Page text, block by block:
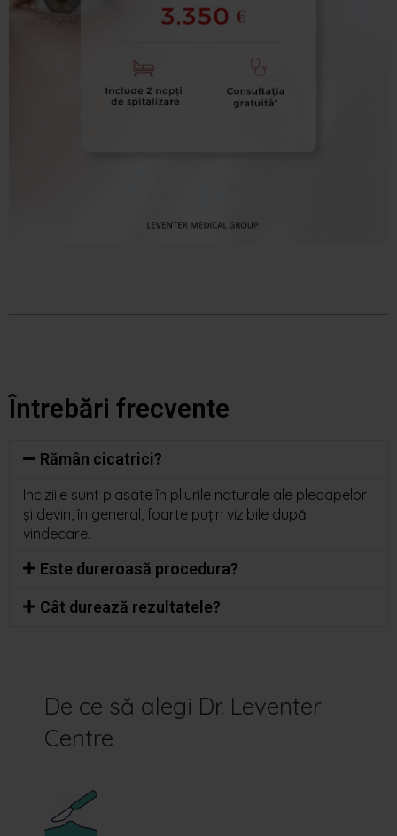
Întrebări frecvente
Rămân cicatrici?
Inciziile sunt plasate în pliurile naturale ale pleoapelor
și devin, în general, foarte puțin vizibile după
vindecare.
Este dureroasă procedura?
Cât durează rezultatele?
De ce să alegi Dr. Leventer
Centre